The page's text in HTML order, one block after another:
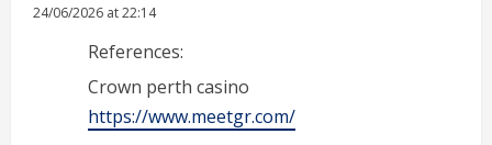
24/06/2026 at 22:14
References:
Crown perth casino
https://www.meetgr.com/